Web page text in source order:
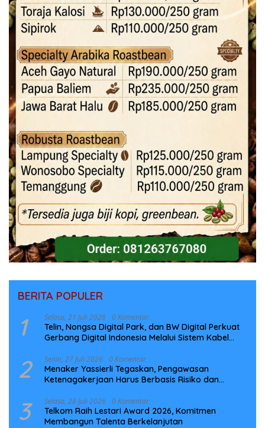
BERITA POPULER
1 Selasa, 21 Juli 2026 0 Komentar
Telin, Nongsa Digital Park, dan BW Digital Perkuat
Gerbang Digital Indonesia Melalui Sistem Kabel
2 Senin, 27 Juli 2026 0 Komentar
Menaker Yassierli Tegaskan, Pengawasan
Ketenagakerjaan Harus Berbasis Risiko dan
3 Selasa, 28 Juli 2026 0 Komentar
Telkom Raih Lestari Award 2026, Komitmen
Membangun Talenta Berkelanjutan